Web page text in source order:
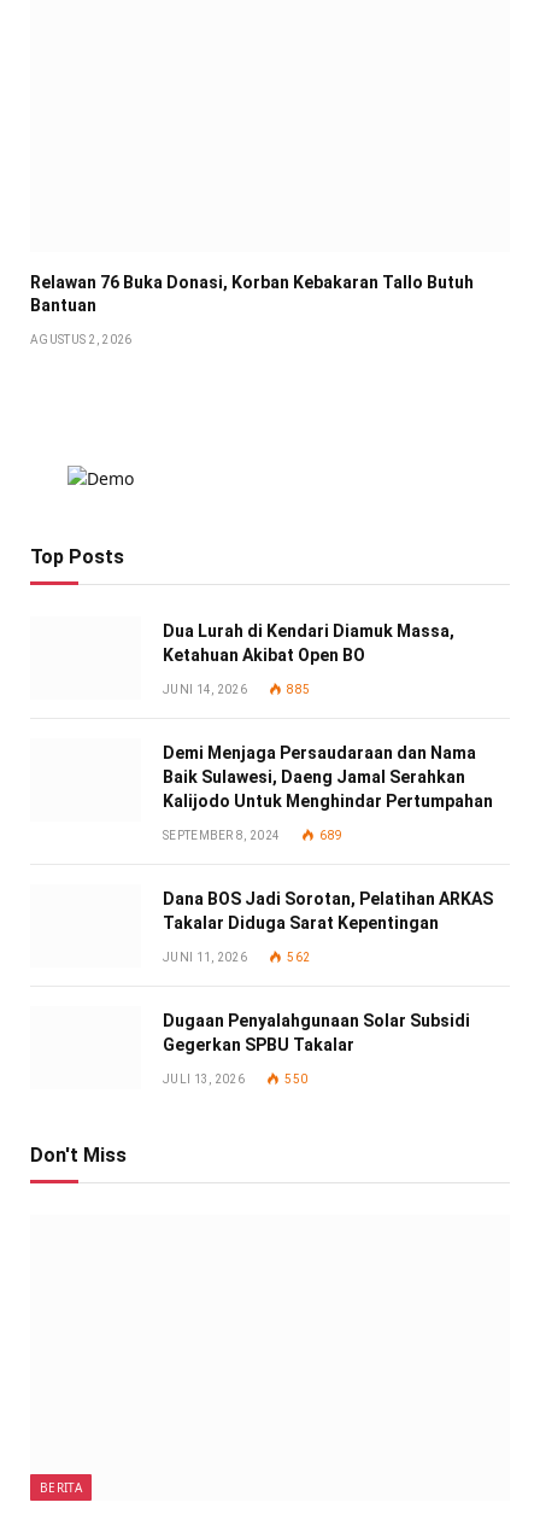
Relawan 76 Buka Donasi, Korban Kebakaran Tallo Butuh
Bantuan
AGUSTUS 2, 2026
Top Posts
Dua Lurah di Kendari Diamuk Massa,
Ketahuan Akibat Open BO
JUNI 14, 2026 885
Demi Menjaga Persaudaraan dan Nama
Baik Sulawesi, Daeng Jamal Serahkan
Kalijodo Untuk Menghindar Pertumpahan
SEPTEMBER 8, 2024 689
Dana BOS Jadi Sorotan, Pelatihan ARKAS
Takalar Diduga Sarat Kepentingan
JUNI 11, 2026 562
Dugaan Penyalahgunaan Solar Subsidi
Gegerkan SPBU Takalar
JULI 13, 2026 550
Don't Miss
BERITA